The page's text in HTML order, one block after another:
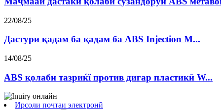
22/08/25
Дастури қадам ба қадам ба ABS Injection M...
14/08/25
ABS қолаби тазриќї против дигар пластикӣ W...
Ирсоли почтаи электронӣ